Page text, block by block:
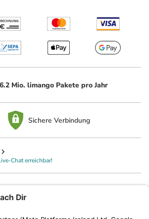
6.2 Mio. limango Pakete pro Jahr
Sichere Verbindung
Chat erreichbar!